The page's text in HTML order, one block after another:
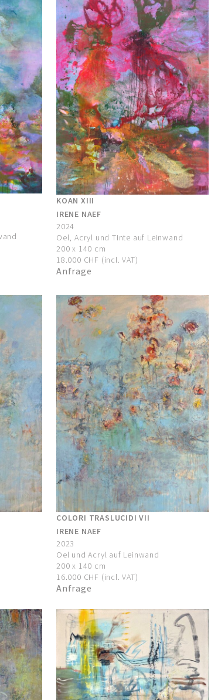
KOAN XIII
IRENE NAEF
2024
Oel, Acryl und Tinte auf Leinwand
200 x 140 cm
18.000 CHF (incl. VAT)
Anfrage
COLORI TRASLUCIDI VII
IRENE NAEF
2023
Oel und Acryl auf Leinwand
200 x 140 cm
16.000 CHF (incl. VAT)
Anfrage